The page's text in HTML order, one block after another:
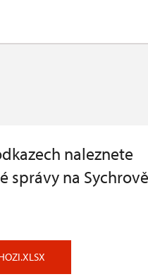
naleznete
na